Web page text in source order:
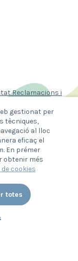
LES
DE
AL
CANÀRIES.
Reclamacions i
èticgestionat per
tècniques,
al lloc
eficaç el
En prémer
obtenir més
cookies
totes